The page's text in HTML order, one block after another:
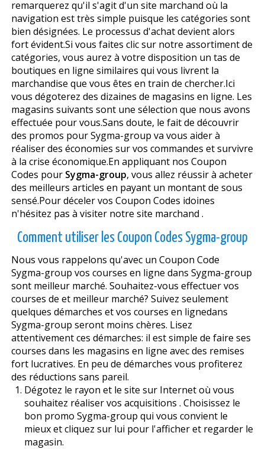
remarquerez qu'il s'agit d'un site marchand où la
navigation est très simple puisque les catégories sont
bien désignées. Le processus d'achat devient alors
fort évident.Si vous faites clic sur notre assortiment de
catégories, vous aurez à votre disposition un tas de
boutiques en ligne similaires qui vous livrent la
marchandise que vous êtes en train de chercher.Ici
vous dégoterez des dizaines de magasins en ligne. Les
magasins suivants sont une sélection que nous avons
effectuée pour vous.Sans doute, le fait de découvrir
des promos pour Sygma-group va vous aider à
réaliser des économies sur vos commandes et survivre
à la crise économique.En appliquant nos Coupon
Codes pour Sygma-group, vous allez réussir à acheter
des meilleurs articles en payant un montant de sous
sensé.Pour déceler vos Coupon Codes idoines
n'hésitez pas à visiter notre site marchand .
Comment utiliser les Coupon Codes Sygma-group
Nous vous rappelons qu'avec un Coupon Code
Sygma-group vos courses en ligne dans Sygma-group
sont meilleur marché. Souhaitez-vous effectuer vos
courses de et meilleur marché? Suivez seulement
quelques démarches et vos courses en lignedans
Sygma-group seront moins chères. Lisez
attentivement ces démarches: il est simple de faire ses
courses dans les magasins en ligne avec des remises
fort lucratives. En peu de démarches vous profiterez
des réductions sans pareil.
Dégotez le rayon et le site sur Internet où vous
souhaitez réaliser vos acquisitions . Choisissez le
bon promo Sygma-group qui vous convient le
mieux et cliquez sur lui pour l'afficher et regarder le
magasin.